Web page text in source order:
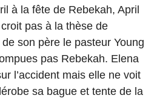
à la fête de Rebekah, April
croit pas à la thèse de
de son père le pasteur Young
pas Rebekah. Elena
l’accident mais elle ne voit
sa bague et tente de la